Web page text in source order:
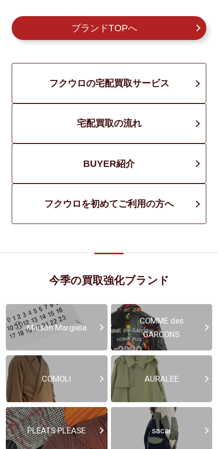
ブランドTOPへ
フクウロの宅配買取サービス
宅配買取の流れ
BUYER紹介
フクウロを初めてご利用の方へ
今季の買取強化ブランド
Maison Margiela
COMME des
GARCONS
COMOLI AURALEE
PLEATS PLEASE sacai